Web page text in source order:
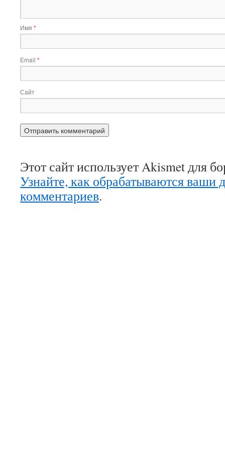
Имя *
Email *
Сайт
Этот сайт использует Akismet для
Узнайте, как обрабатываются ваши
комментариев.